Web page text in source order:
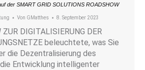
der SMART GRID SOLUTIONS ROADSHOW
Von GMatthes 8. September 2023
ZUR DIGITALISIERUNG DER
beleuchtete, was Sie
die Dezentralisierung des
Entwicklung intelligenter